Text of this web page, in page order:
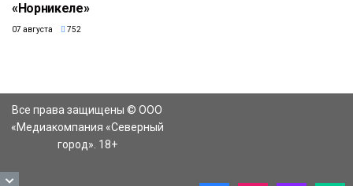
«Норникеле»
07 августа 752
Все права защищены © ООО
«Медиакомпания «Северный
город». 18+